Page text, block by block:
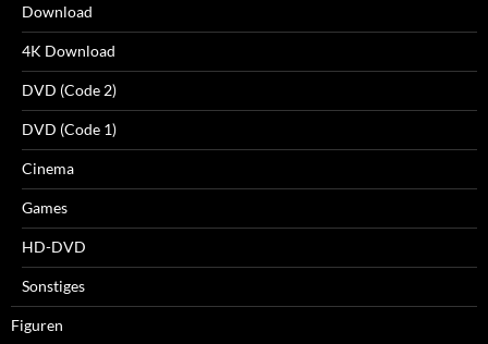
Download
4K Download
DVD (Code 2)
DVD (Code 1)
Cinema
Games
HD-DVD
Sonstiges
Figuren